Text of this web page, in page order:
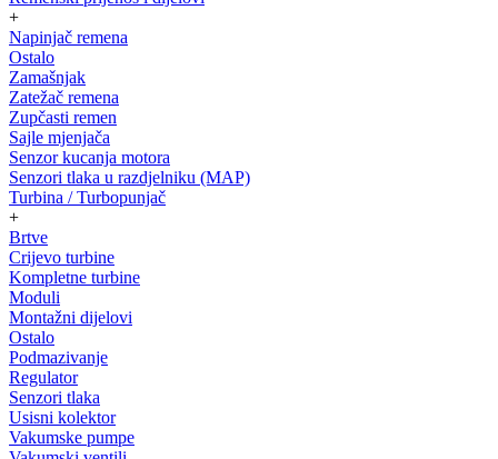
+
Napinjač remena
Ostalo
Zamašnjak
Zatežač remena
Zupčasti remen
Sajle mjenjača
Senzor kucanja motora
Senzori tlaka u razdjelniku (MAP)
Turbina / Turbopunjač
+
Brtve
Crijevo turbine
Kompletne turbine
Moduli
Montažni dijelovi
Ostalo
Podmazivanje
Regulator
Senzori tlaka
Usisni kolektor
Vakumske pumpe